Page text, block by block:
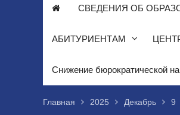
СВЕДЕНИЯ ОБ
АБИТУРИЕНТАМ
Снижение бюрократической
Главная 2025 Декабрь 9